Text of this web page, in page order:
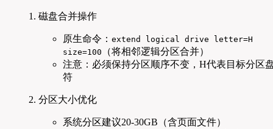
磁盘合并操作
原生命令： extend logical drive letter=H
size=100
（将相邻逻辑分区合并）
注意：必须保持分区顺序不变，H代表目标分区
符
分区大小优化
系统分区建议20-30GB（含页面文件）